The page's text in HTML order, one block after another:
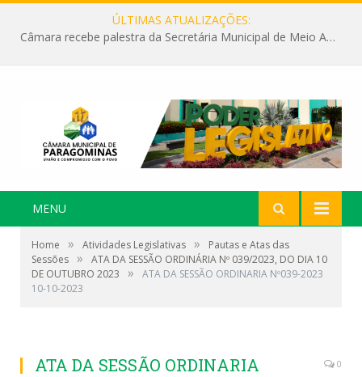
ÚLTIMAS ATUALIZAÇÕES:
Câmara recebe palestra da Secretária Municipal de Meio Ambiente sobre as ações da “SEMANA DO MEIO AMBIENTE”
MENU
Home » Atividades Legislativas »
Pautas e Atas das
Sessões »
ATA DA SESSÃO ORDINÁRIA Nº 039/2023, DO DIA 10
DE OUTUBRO 2023
»
ATA DA SESSÃO ORDINARIA Nº039-2023
10-10-2023
ATA DA SESSÃO ORDINARIA
0